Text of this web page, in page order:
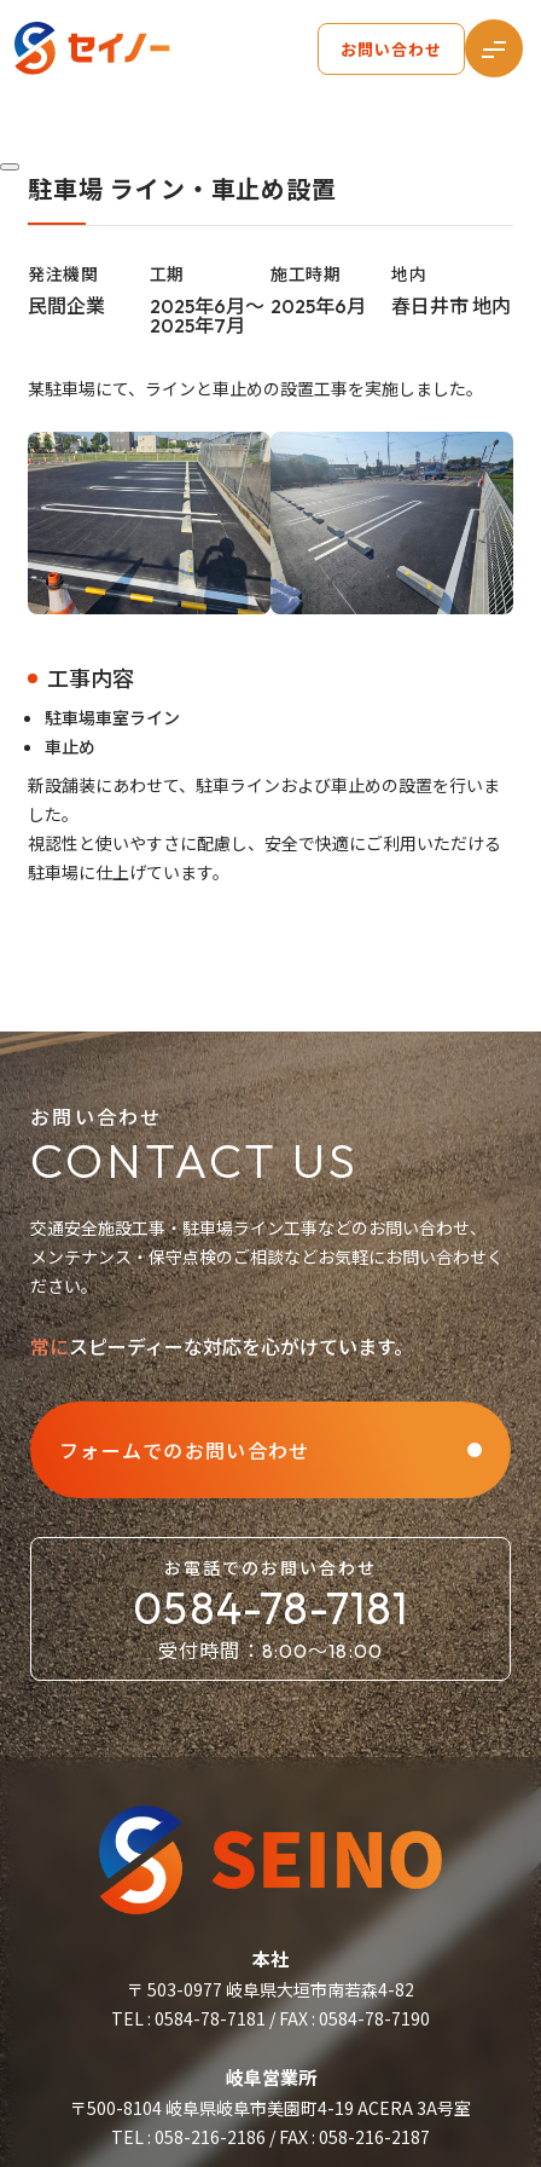
お問い合わせ
駐車場 ライン・車止め設置
発注機関
民間企業
工期
2025年6月～
2025年7月
施工時期
2025年6月
地内
春日井市 地内
某駐車場にて、ラインと車止めの設置工事を実施しました。
工事内容
駐車場車室ライン
車止め
新設舗装にあわせて、駐車ラインおよび車止めの設置を行いま
した。
視認性と使いやすさに配慮し、安全で快適にご利用いただける
駐車場に仕上げています。
お問い合わせ
CONTACT US
交通安全施設工事・駐車場ライン工事などのお問い合わせ、
メンテナンス・保守点検のご相談などお気軽にお問い合わせく
ださい。
常にスピーディーな対応を心がけています。
フォームでのお問い合わせ
お電話でのお問い合わせ
0584-78-7181
受付時間：8:00〜18:00
本社
〒 503-0977 岐阜県大垣市南若森4-82
TEL : 0584-78-7181 / FAX : 0584-78-7190
岐阜営業所
〒500-8104 岐阜県岐阜市美園町4-19 ACERA 3A号室
TEL : 058-216-2186 / FAX : 058-216-2187